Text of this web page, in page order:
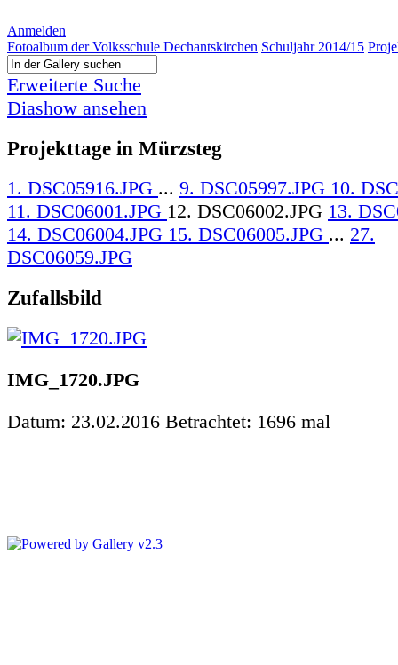
Anmelden
Fotoalbum der Volksschule Dechantskirchen Schuljahr 2014/15
Erweiterte Suche
Diashow ansehen
Projekttage in Mürzsteg
1. DSC05916.JPG ... 9. DSC05997.JPG 10.
11. DSC06001.JPG 12. DSC06002.JPG 13.
14. DSC06004.JPG 15. DSC06005.JPG ... 27.
DSC06059.JPG
Zufallsbild
IMG_1720.JPG
Datum: 23.02.2016 Betrachtet: 1696 mal